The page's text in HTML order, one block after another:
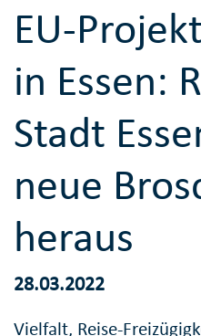
EU-
in Essen:
Stadt
neue
heraus
28.03.2022
Vielfalt, Reise-